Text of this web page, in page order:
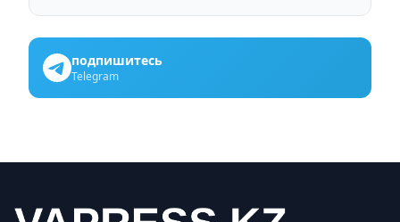
подпишитесь
Telegram